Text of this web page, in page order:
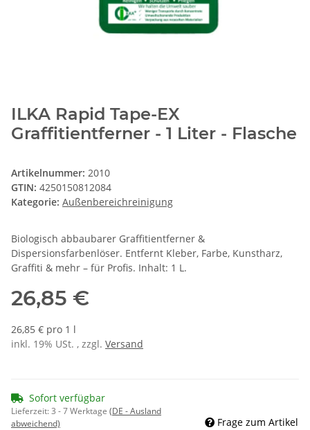
ILKA Rapid Tape-EX
Graffitientferner - 1 Liter - Flasche
Artikelnummer: 2010
GTIN: 4250150812084
Kategorie: Außenbereichreinigung
Biologisch abbaubarer Graffitientferner &
Dispersionsfarbenlöser. Entfernt Kleber, Farbe, Kunstharz,
Graffiti & mehr – für Profis. Inhalt: 1 L.
26,85 €
26,85 € pro 1 l
inkl. 19% USt. , zzgl. Versand
Sofort verfügbar
Lieferzeit:3 - 7 Werktage (DE - Ausland
abweichend)
Frage zum Artikel